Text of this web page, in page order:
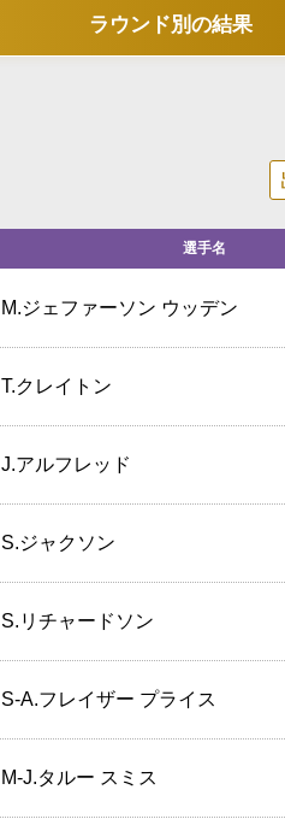
ラウンド別の結果
選手名
M.ジェファーソン ウッデン
T.クレイトン
J.アルフレッド
S.ジャクソン
S.リチャードソン
S-A.フレイザー プライス
M-J.タルー スミス